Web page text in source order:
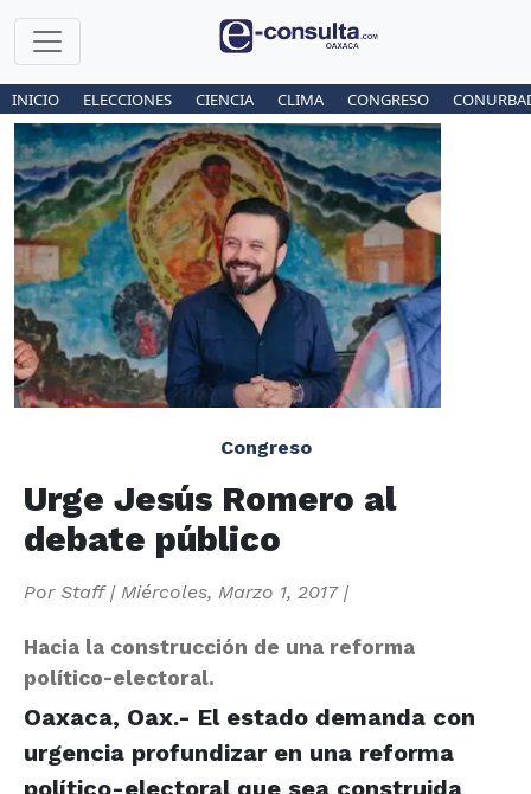
INICIO ELECCIONES CIENCIA CLIMA CONGRESO
Congreso
Urge Jesús Romero al
debate público
Por Staff| Miércoles, Marzo 1, 2017|
Hacia la construcción de una reforma
político-electoral.
Oaxaca, Oax.- El estado demanda con
urgencia profundizar en una reforma
político-electoral que sea construida